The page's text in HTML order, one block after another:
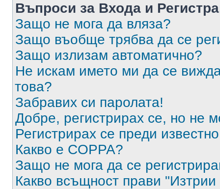
Въпроси за Входа и
Защо не мога да вляза?
Защо въобще трябва да се
Защо излизам автоматично?
Не искам името ми да се
това?
Забравих си паролата!
Добре, регистрирах се, но не
Регистрирах се преди
Какво е COPPA?
Защо не мога да се
Какво всъщност прави "Изтрии